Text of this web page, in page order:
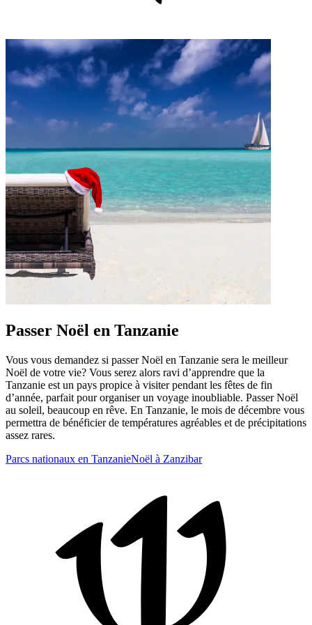
Passer Noël en Tanzanie
Vous vous demandez si passer Noël en Tanzanie sera le meilleur
Noël de votre vie? Vous serez alors ravi d’apprendre que la
Tanzanie est un pays propice à visiter pendant les fêtes de fin
d’année, parfait pour organiser un voyage inoubliable. Passer Noël
au soleil, beaucoup en rêve. En Tanzanie, le mois de décembre vous
permettra de bénéficier de températures agréables et de précipitations
assez rares.
Parcs nationaux en TanzanieNoël à Zanzibar